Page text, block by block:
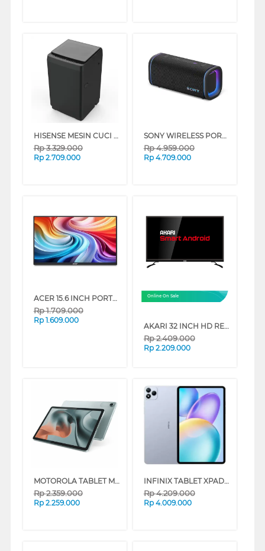
HISENSE MESIN CUCI 1 TABUNG TOP LOAD WASHER 9 KG WT90F30
Rp3.329.000
Rp 2.709.000
SONY WIRELESS PORTABLE SPEAKER ULT FIELD 5 SERIES
Rp4.959.000
Rp 4.709.000
ACER 15.6 INCH PORTABLE LED MONITOR PM161Q UM.ZP1SN.J02
Rp1.709.000
Rp 1.609.000
Online On Sale
AKARI 32 INCH HD READY SMART ANDROID TV AT-32AS2
Rp2.409.000
Rp 2.209.000
MOTOROLA TABLET MOTO PAD 60 LITE GREY
Rp2.359.000
Rp 2.259.000
INFINIX TABLET XPAD 20 PRO 8/256GB SERIES
Rp4.209.000
Rp 4.009.000